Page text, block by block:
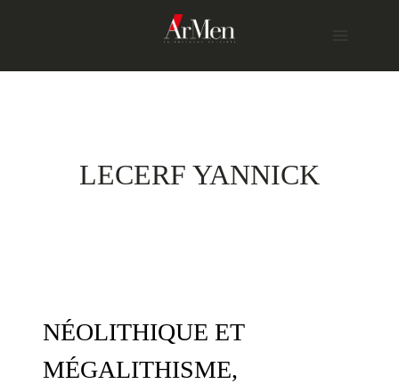
LECERF YANNICK
NÉOLITHIQUE ET
MÉGALITHISME,